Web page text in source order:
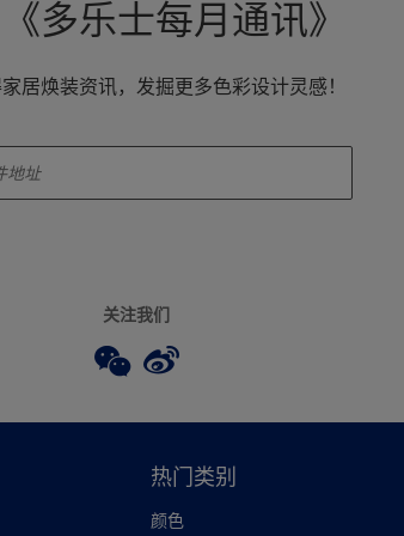
多乐士每月通讯》
居焕装资讯，发掘更多色彩设计灵感！
关注我们
热门类别
颜色